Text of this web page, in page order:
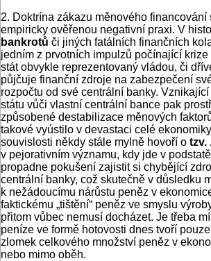
2. Doktrína zákazu měnového
empiricky ověřenou negativní praxi. V
bankrotů či jiných fatálních finančních
jedním z prvotních impulzů počínající krize
stát obvykle reprezentovaný vládou, či
půjčuje finanční zdroje na zabezpečení
rozpočtu od své centrální banky.
státu vůči vlastní centrální bance pak
způsobené destabilizace měnových
takové vyústilo v devastaci celé
souvislosti někdy stále mylně hovoří o tzv.
v pejorativním významu, kdy jde v
propadne pokušení zajistit si chybějící
centrální banky, což skutečně v důsledku
k nežádoucímu nárůstu peněz v
faktickému „tištění“ peněz ve smyslu
přitom vůbec nemusí docházet. Je třeba
peníze ve formě hotovosti dnes tvoří
zlomek celkového množství peněz v
nebo mimo oběh.